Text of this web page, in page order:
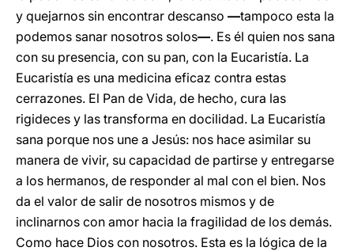
y quejarnos sin encontrar descanso —tampoco esta la
podemos sanar nosotros solos—. Es él quien nos sana
con su presencia, con su pan, con la Eucaristía. La
Eucaristía es una medicina eficaz contra estas
cerrazones. El Pan de Vida, de hecho, cura las
rigideces y las transforma en docilidad. La Eucaristía
sana porque nos une a Jesús: nos hace asimilar su
manera de vivir, su capacidad de partirse y entregarse
a los hermanos, de responder al mal con el bien. Nos
da el valor de salir de nosotros mismos y de
inclinarnos con amor hacia la fragilidad de los demás.
Como hace Dios con nosotros. Esta es la lógica de la